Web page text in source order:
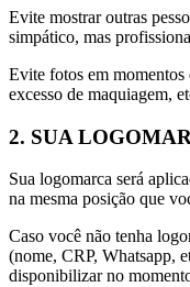
Evite mostrar outras
simpático, mas
Evite fotos em momentos
excesso de maquiagem,
2. SUA
Sua logomarca será
na mesma posição que
Caso você não tenha
(nome, CRP, Whatsapp,
disponibilizar no